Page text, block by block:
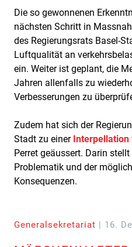
Die so gewonnenen
nächsten Schritt in
des Regierungsrats Basel-
Luftqualität an
ein. Weiter ist geplant, die
Jahren allenfalls zu
Verbesserungen zu
Zudem hat sich der
Stadt zu einer Interpellation
Perret geäussert. Darin
Problematik und der
Konsequenzen.
Generalsekretariat | 16.